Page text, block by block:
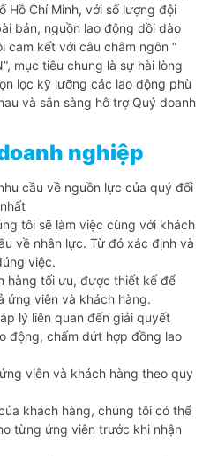
Hồ Chí Minh, với số lượng đội
bản, nguồn lao động dồi dào
cam kết với câu châm ngôn “
mục tiêu chung là sự hài lòng
lọc kỹ lưỡng các lao động phù
và sẵn sàng hỗ trợ Quý doanh
nghiệp
cầu về nguồn lực của quý đối
tôi sẽ làm việc cùng với khách
về nhân lực. Từ đó xác định và
việc.
hàng tối ưu, được thiết kế để
ứng viên và khách hàng.
lý liên quan đến giải quyết
động, chấm dứt hợp đồng lao
viên và khách hàng theo quy
khách hàng, chúng tôi có thể
từng ứng viên trước khi nhận